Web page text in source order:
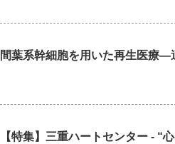
間葉系幹細胞を用いた再生医療―
【特集】三重ハートセンター - “